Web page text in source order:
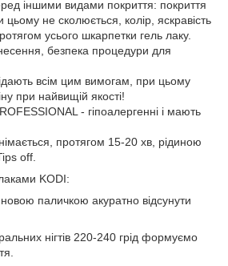
іншими видами покриття: покриття
цьому не сколюється, колір, яскравість
усього шкарпетки гель лаку.
безпека процедури для
всім цим вимогам, при цьому
при найвищій якості!
- гіпоалергенні і мають
протягом 15-20 хв, рідиною
off.
KODI:
паличкою акуратно відсунути
нігтів 220-240 грід формуємо